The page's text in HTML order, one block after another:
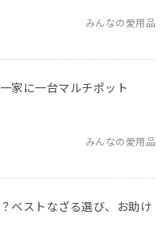
みんなの愛用品
家に一台マルチポット
みんなの愛用品
ベストなざる選び、お助け